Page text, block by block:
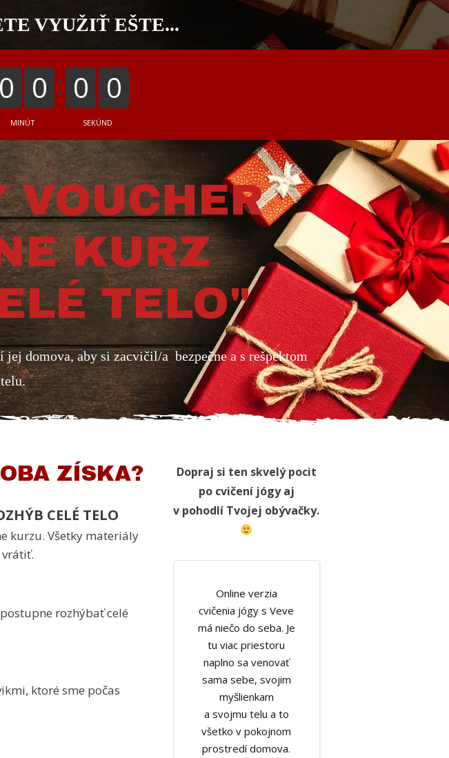
VYUŽIŤ EŠTE...
0 0
MINÚT
0 0
SEKÚND
VOUCHER
KURZ
TELO"
domova, aby si zacvičil/a bezpečne a s rešpektom
ZÍSKA?
CELÉ TELO
kurzu. Všetky materiály
vrátiť.
rozhýbať celé
ktoré sme počas
Dopraj si ten skvelý pocit
po cvičení jógy aj
v pohodlí Tvojej obývačky.
Online verzia
cvičenia jógy s Veve
má niečo do seba. Je
tu viac priestoru
naplno sa venovať
sama sebe, svojim
myšlienkam
a svojmu telu a to
všetko v pokojnom
prostredí domova.